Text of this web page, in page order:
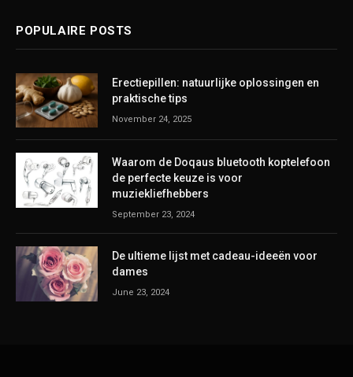
POPULAIRE POSTS
Erectiepillen: natuurlijke oplossingen en
praktische tips
November 24, 2025
Waarom de Doqaus bluetooth koptelefoon
de perfecte keuze is voor
muziekliefhebbers
September 23, 2024
De ultieme lijst met cadeau-ideeën voor
dames
June 23, 2024